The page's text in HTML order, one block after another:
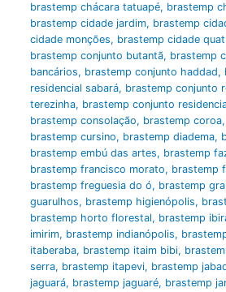
brastemp chácara tatuapé, brastemp
brastemp cidade jardim, brastemp
cidade monções, brastemp cidade
brastemp conjunto butantã, brastemp
bancários, brastemp conjunto haddad,
residencial sabará, brastemp conjunto
terezinha, brastemp conjunto
brastemp consolação, brastemp coroa,
brastemp cursino, brastemp diadema,
brastemp embú das artes, brastemp
brastemp francisco morato, brastemp
brastemp freguesia do ó, brastemp
guarulhos, brastemp higienópolis,
brastemp horto florestal, brastemp
imirim, brastemp indianópolis,
itaberaba, brastemp itaim bibi,
serra, brastemp itapevi, brastemp
jaguará, brastemp jaguaré, brastemp